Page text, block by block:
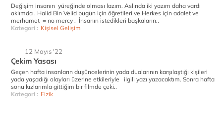
Değişim insanın yüreğinde olması lazım. Aslında iki yazım daha vardı
aklımda . Halid Bin Velid bugün için öğretileri ve Herkes için adalet ve
merhamet = no mercy . İnsanın istedikleri başkaların..
Kategori : Kişisel Gelişim
12 Mayıs '22
Çekim Yasası
Geçen hafta insanların düşüncelerinin yada dualarının karşılaştığı kişileri
yada yaşadığı olayları üzerine etkileriyle ilgili yazı yazacaktım. Sonra hafta
sonu kızlarımla gittiğim bir filmde çeki..
Kategori : Fizik